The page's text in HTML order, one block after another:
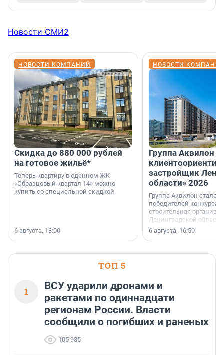
Новости СМИ2
НОВОСТИ КОМПАНИЙ
Скидка до 880 000 рублей
на готовое жильё*
Теперь квартиру в сданном ЖК
«Образцовый квартал 14» можно
купить со специальной скидкой.
6 августа, 18:00
НОВОСТИ
Группа Аквилон
застройщик
области» 2026
Группа Аквилон стала
победителей конкурса
строительная
Ленинградской области
номинации «Самый
застройщик
области».
6 августа, 16:50
ТОП 5
1
ВСУ ударили дронами и
ракетами по одиннадцати
регионам России. Власти
сообщили о погибших и раненых
105 935